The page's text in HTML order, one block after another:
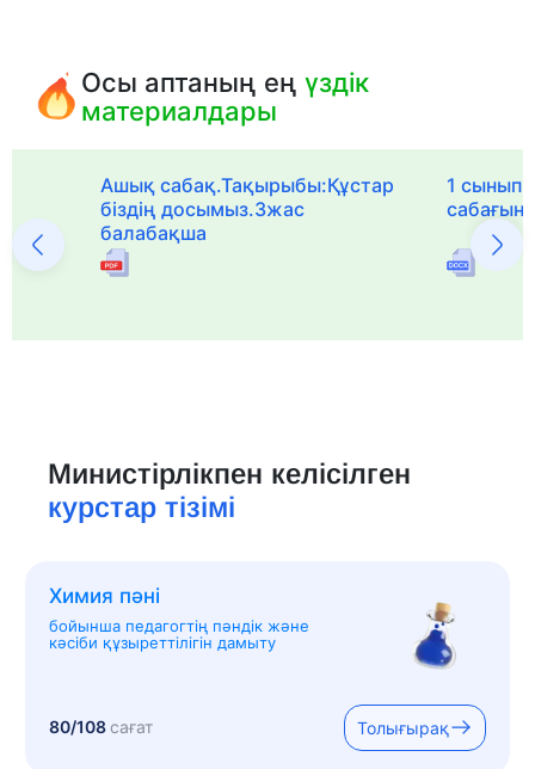
Осы аптаның еңүздік
материалдары
Ашық сабақ.Тақырыбы:Құстар
біздің досымыз.3жас
балабақша
1
Министірлікпен келісілген
курстар тізімі
Химия пәні
бойынша педагогтің пәндік және
кәсіби құзыреттілігін дамыту
80/108сағат Толығырақ